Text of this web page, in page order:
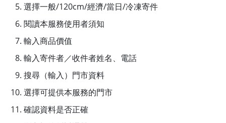
選擇一般/120cm/經濟/當日/冷凍寄件
閱讀本服務使用者須知
輸入商品價值
輸入寄件者／收件者姓名、電話
搜尋（輸入）門市資料
選擇可提供本服務的門市
確認資料是否正確